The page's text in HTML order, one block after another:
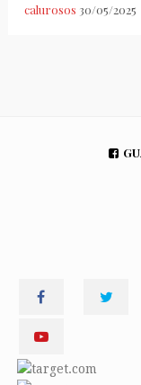
calurosos 30/05/2025